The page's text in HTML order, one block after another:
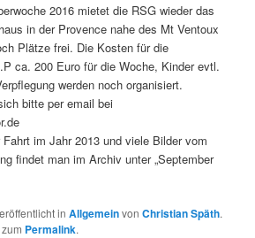
2016 mietet die RSG wieder das
in der Provence nahe des Mt Ventoux
Plätze frei. Die Kosten für die
ca. 200 Euro für die Woche, Kinder evtl.
werden noch organisiert.
bitte per email bei
im Jahr 2013 und viele Bilder vom
findet man im Archiv unter „September
inAllgemeinvonChristian Späth.
Permalink.